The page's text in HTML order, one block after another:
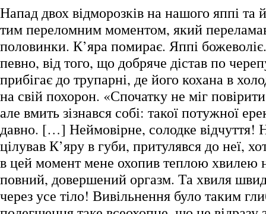
Напад двох відморозків на нашого яппі та
тим переломним моментом, який
половинки. К’яра помирає. Яппі
певно, від того, що добряче дістав по
прибігає до трупарні, де його кохана в
на свій похорон. «Спочатку не міг
але вмить зізнався собі: такої потужної
давно. […] Неймовірне, солодке відчуття!
цілував К’яру в губи, притулявся до неї,
в цей момент мене охопив теплою хвилею
повний, довершений оргазм. Та хвиля
через усе тіло! Вивільнення було таким